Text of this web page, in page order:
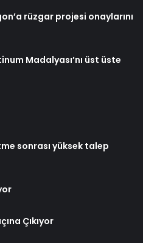
rüzgar projesi onaylarını
Madalyası’nı üst üste
sonrası yüksek talep
Çıkıyor